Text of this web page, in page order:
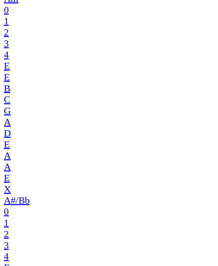
0
1
2
3
4
E
E
B
C
G
A
D
E
A
A
E
X
A#/Bb
0
1
2
3
4